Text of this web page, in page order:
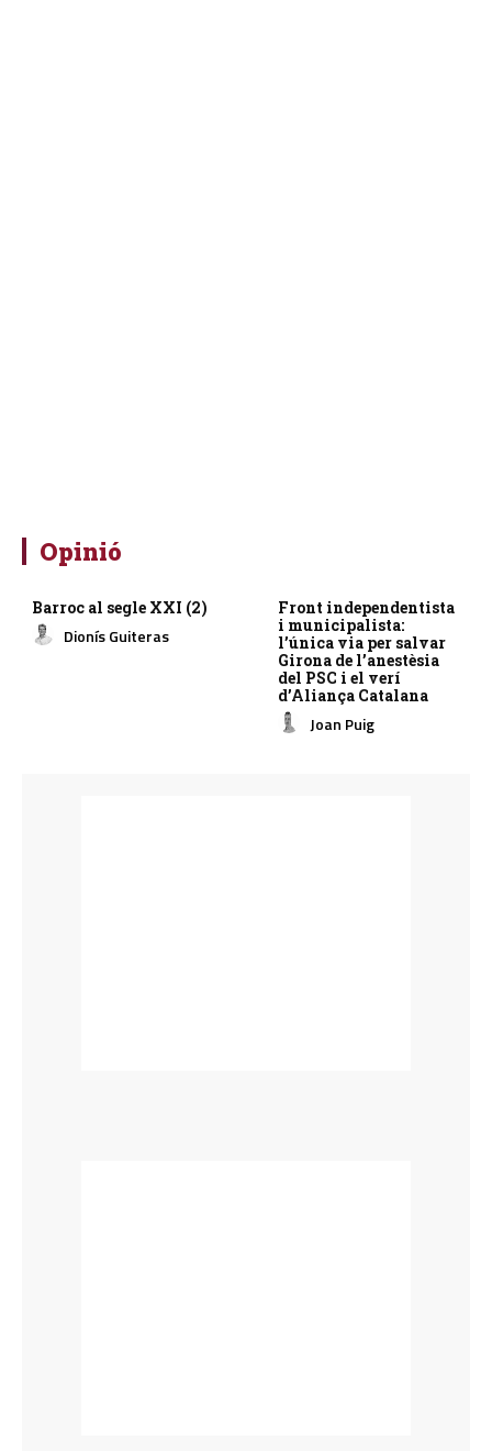
Opinió
Barroc al segle XXI (2)
Dionís Guiteras
Front independentista
i municipalista:
l’única via per salvar
Girona de l’anestèsia
del PSC i el verí
d’Aliança Catalana
Joan Puig